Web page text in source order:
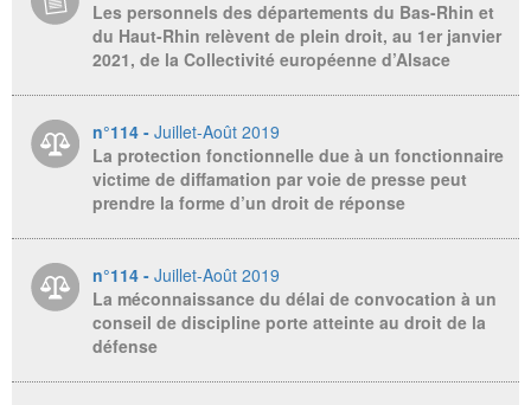
Les personnels des départements du Bas-Rhin et
du Haut-Rhin relèvent de plein droit, au 1er janvier
2021, de la Collectivité européenne d’Alsace
n°114 - Juillet-Août 2019
La protection fonctionnelle due à un fonctionnaire
victime de diffamation par voie de presse peut
prendre la forme d’un droit de réponse
n°114 - Juillet-Août 2019
La méconnaissance du délai de convocation à un
conseil de discipline porte atteinte au droit de la
défense